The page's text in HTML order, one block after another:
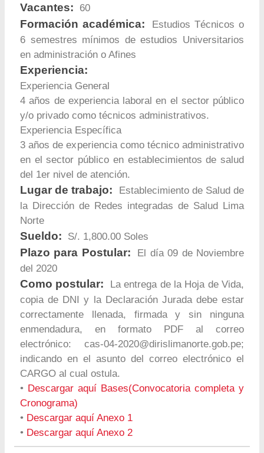
Vacantes: 60
Formación académica:
Estudios Técnicos o
6 semestres mínimos de estudios Universitarios
en administración o Afines
Experiencia:
Experiencia General
4 años de experiencia laboral en el sector público
y/o privado como técnicos administrativos.
Experiencia Específica
3 años de experiencia como técnico administrativo
en el sector público en establecimientos de salud
del 1er nivel de atención.
Lugar de trabajo:
Establecimiento de Salud de
la Dirección de Redes integradas de Salud Lima
Norte
Sueldo: S/. 1,800.00 Soles
Plazo para Postular:
El día 09 de Noviembre
del 2020
Como postular:
La entrega de la Hoja de Vida,
copia de DNI y la Declaración Jurada debe estar
correctamente llenada, firmada y sin ninguna
enmendadura, en formato PDF al correo
electrónico: cas-04-2020@dirislimanorte.gob.pe;
indicando en el asunto del correo electrónico el
CARGO al cual ostula.
• Descargar aquí Bases(Convocatoria completa y
Cronograma)
• Descargar aquí Anexo 1
• Descargar aquí Anexo 2